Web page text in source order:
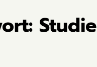
Studie